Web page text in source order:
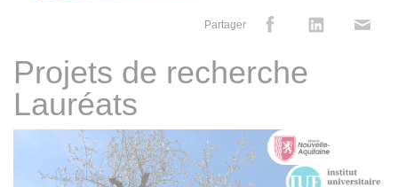
Partager
Projets de recherche
Lauréats